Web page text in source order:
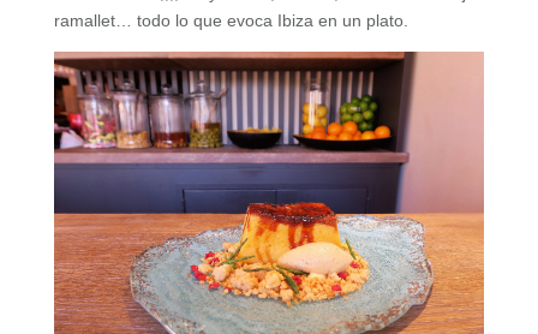
ramallet… todo lo que evoca Ibiza en un plato.